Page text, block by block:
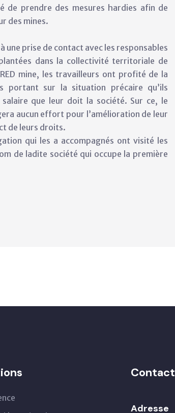
de prendre des mesures hardies afin de
des mines.
une prise de contact avec les responsables
dans la collectivité territoriale de
mine, les travailleurs ont profité de la
portant sur la situation précaire qu’ils
que leur doit la société. Sur ce, le
aucun effort pour l’amélioration de leur
de leurs droits.
qui les a accompagnés ont visité les
de ladite société qui occupe la première
Contact
Adresse